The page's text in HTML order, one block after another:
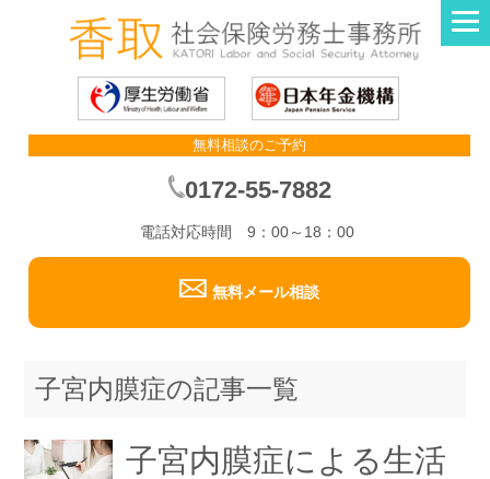
無料相談のご予約
0172-55-7882
電話対応時間 9：00～18：00
無料メール相談
子宮内膜症の記事一覧
子宮内膜症による生活